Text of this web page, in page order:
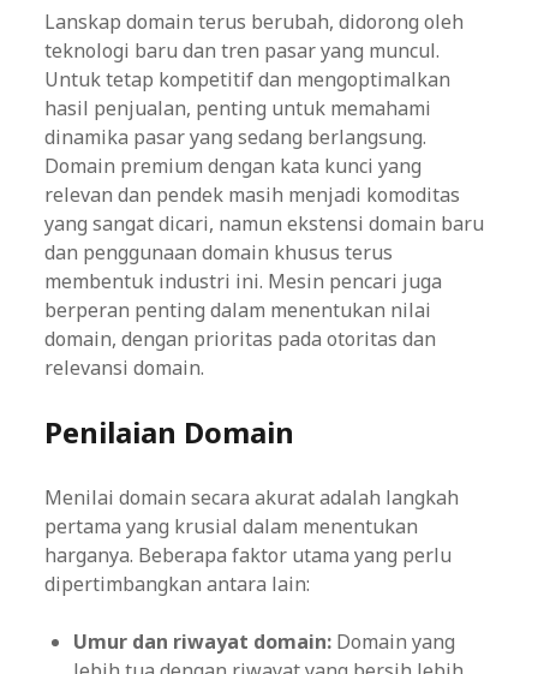
Lanskap domain terus berubah, didorong oleh
teknologi baru dan tren pasar yang muncul.
Untuk tetap kompetitif dan mengoptimalkan
hasil penjualan, penting untuk memahami
dinamika pasar yang sedang berlangsung.
Domain premium dengan kata kunci yang
relevan dan pendek masih menjadi komoditas
yang sangat dicari, namun ekstensi domain baru
dan penggunaan domain khusus terus
membentuk industri ini. Mesin pencari juga
berperan penting dalam menentukan nilai
domain, dengan prioritas pada otoritas dan
relevansi domain.
Penilaian Domain
Menilai domain secara akurat adalah langkah
pertama yang krusial dalam menentukan
harganya. Beberapa faktor utama yang perlu
dipertimbangkan antara lain:
Umur dan riwayat domain: Domain yang